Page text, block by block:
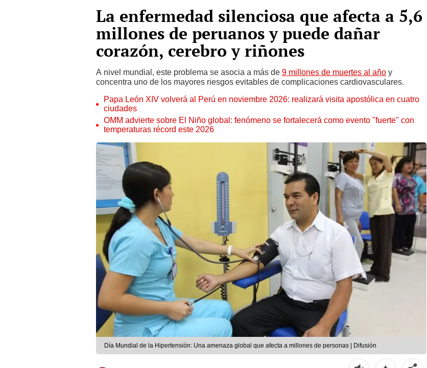
La enfermedad silenciosa que afecta a 5,6
millones de peruanos y puede dañar
corazón, cerebro y riñones
A nivel mundial, este problema se asocia a más de 9 millones de muertes al año y
concentra uno de los mayores riesgos evitables de complicaciones cardiovasculares.
Papa León XIV volverá al Perú en noviembre 2026: realizará visita apostólica en cuatro
ciudades
OMM advierte sobre El Niño global: fenómeno se fortalecerá como evento "fuerte" con
temperaturas récord este 2026
Día Mundial de la Hipertensión: Una amenaza global que afecta a millones de personas | Difusión